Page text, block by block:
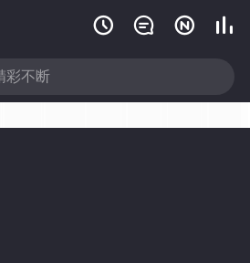
   